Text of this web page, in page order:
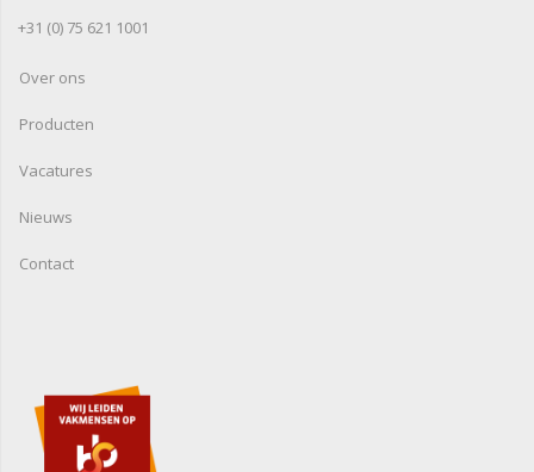
+31 (0) 75 621 1001
Over ons
Producten
Vacatures
Nieuws
Contact